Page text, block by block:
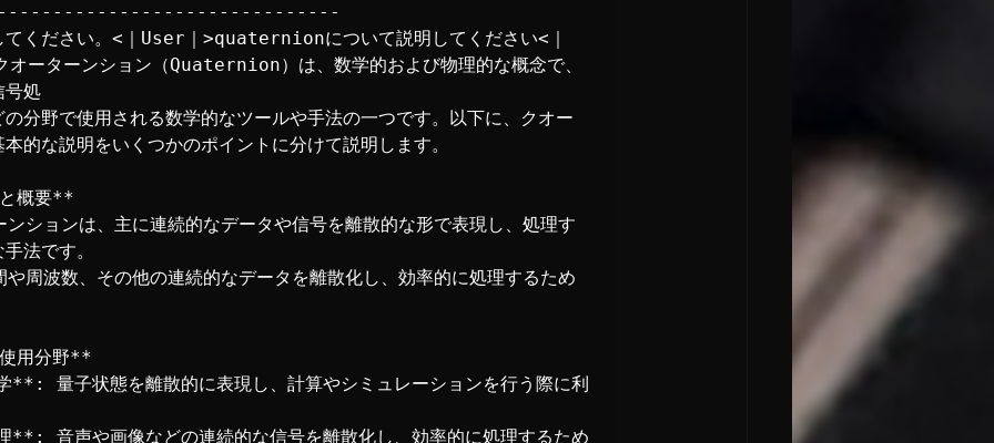
てください。<｜User｜>quaternionについて説明してください<｜
ーターンション（Quaternion）は、数学的および物理的な概念で、
号処
分野で使用される数学的なツールや手法の一つです。以下に、クオー
的な説明をいくつかのポイントに分けて説明します。
概要**
法です。
用分野**